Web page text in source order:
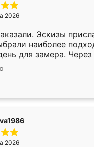
2026
Эскизы
наиболее
для замера. Через
уже готова.
Спасибо
работу!
2026